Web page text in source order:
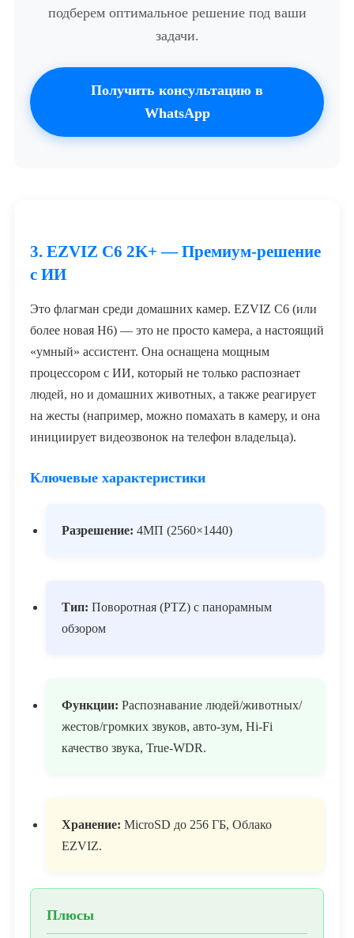
подберем оптимальное решение под ваши
задачи.
Получить консультацию в
WhatsApp
3. EZVIZ C6 2K+ — Премиум-решение
с ИИ
Это флагман среди домашних камер. EZVIZ C6 (или
более новая H6) — это не просто камера, а настоящий
«умный» ассистент. Она оснащена мощным
процессором с ИИ, который не только распознает
людей, но и домашних животных, а также реагирует
на жесты (например, можно помахать в камеру, и она
инициирует видеозвонок на телефон владельца).
Ключевые характеристики
Разрешение: 4МП (2560×1440)
Тип: Поворотная (PTZ) с панорамным
обзором
Функции: Распознавание людей/животных/
жестов/громких звуков, авто-зум, Hi-Fi
качество звука, True-WDR.
Хранение: MicroSD до 256 ГБ, Облако
EZVIZ.
Плюсы